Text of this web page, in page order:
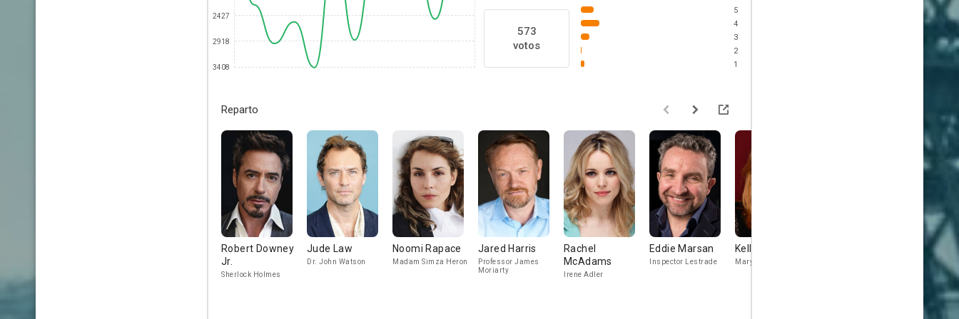
2427
2918
3408
573
votos
5
4
3
2
1
Reparto
Robert Downey
Jr.
Sherlock Holmes
Jude Law
Dr. John Watson
Noomi Rapace
Madam Simza Heron
Jared Harris
Professor James
Moriarty
Rachel
McAdams
Irene Adler
Eddie Marsan
Inspector Lestrade
Kelly Reilly
Mary Morstan
Paul
Colonel